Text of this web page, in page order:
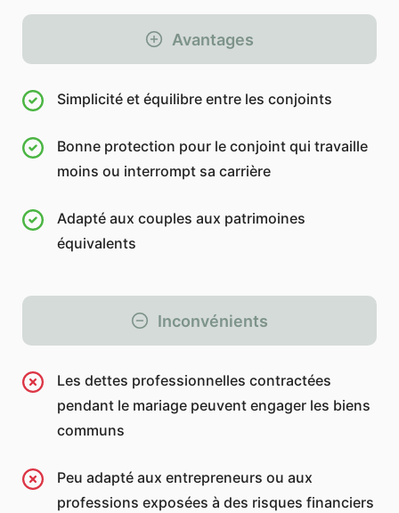
Avantages
Simplicité et équilibre entre les conjoints
Bonne protection pour le conjoint qui travaille
moins ou interrompt sa carrière
Adapté aux couples aux patrimoines
équivalents
Inconvénients
Les dettes professionnelles contractées
pendant le mariage peuvent engager les biens
communs
Peu adapté aux entrepreneurs ou aux
professions exposées à des risques financiers